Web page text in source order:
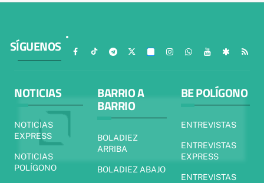
SÍGUENOS
NOTICIAS
NOTICIAS
EXPRESS
NOTICIAS
POLÍGONO
BARRIO A
BARRIO
BOLADIEZ
ARRIBA
BOLADIEZ ABAJO
BE POLÍGONO
ENTREVISTAS
ENTREVISTAS
EXPRESS
ENTREVISTAS